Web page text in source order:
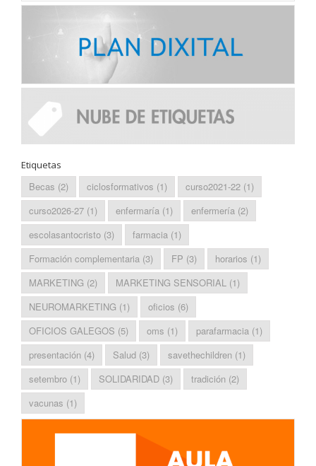
Etiquetas
Becas (2) ciclosformativos (1) curso2021-22 (1)
curso2026-27 (1) enfermaría (1) enfermería (2)
escolasantocristo (3) farmacia (1)
Formación complementaria (3) FP (3) horarios (1)
MARKETING (2) MARKETING SENSORIAL (1)
NEUROMARKETING (1) oficios (6)
OFICIOS GALEGOS (5) oms (1) parafarmacia (1)
presentación (4) Salud (3) savethechildren (1)
setembro (1) SOLIDARIDAD (3) tradición (2)
vacunas (1)